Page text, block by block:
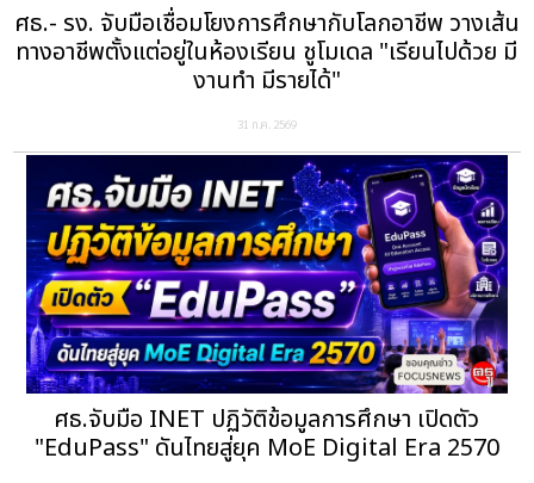
ศธ.- รง. จับมือเชื่อมโยงการศึกษากับโลกอาชีพ วางเส้น
ทางอาชีพตั้งแต่อยู่ในห้องเรียน ชูโมเดล "เรียนไปด้วย มี
งานทำ มีรายได้"
31 ก.ค. 2569
ศธ.จับมือ INET ปฏิวัติข้อมูลการศึกษา เปิดตัว
"EduPass" ดันไทยสู่ยุค MoE Digital Era 2570